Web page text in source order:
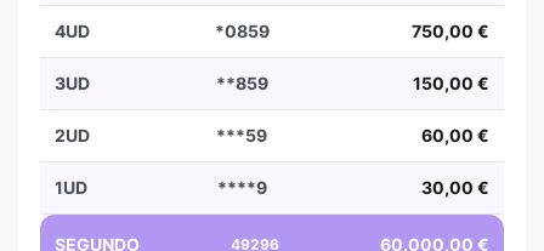
4UD *0859 750,00 €
3UD **859 150,00 €
2UD ***59 60,00 €
1UD ****9 30,00 €
SEGUNDO 49296 60.000,00 €